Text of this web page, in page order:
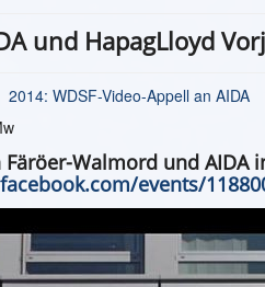
und HapagLloyd
2014: WDSF-Video-Appell an AIDA
Färöer-Walmord und AIDA
events/